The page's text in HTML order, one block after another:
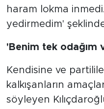
haram lokma
yedirmedim'
'Benim tek odağım
Kendisine ve
kalkışanların
söyleyen